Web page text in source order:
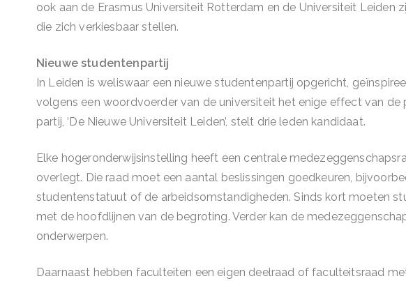
ook aan de Erasmus Universiteit Rotterdam en de Universiteit Leiden
die zich verkiesbaar stellen.
Nieuwe studentenpartij
In Leiden is weliswaar een nieuwe studentenpartij opgericht,
volgens een woordvoerder van de universiteit het enige effect van de
partij, ‘De Nieuwe Universiteit Leiden’, stelt drie leden kandidaat.
Elke hogeronderwijsinstelling heeft een centrale
overlegt. Die raad moet een aantal beslissingen goedkeuren,
studentenstatuut of de arbeidsomstandigheden. Sinds kort moeten
met de hoofdlijnen van de begroting. Verder kan de
onderwerpen.
Daarnaast hebben faculteiten een eigen deelraad of faculteitsraad